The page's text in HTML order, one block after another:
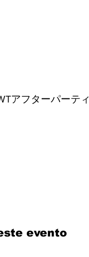
アフターパーティ
evento